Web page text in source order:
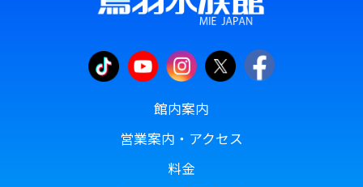
館内案内
営業案内・アクセス
料金